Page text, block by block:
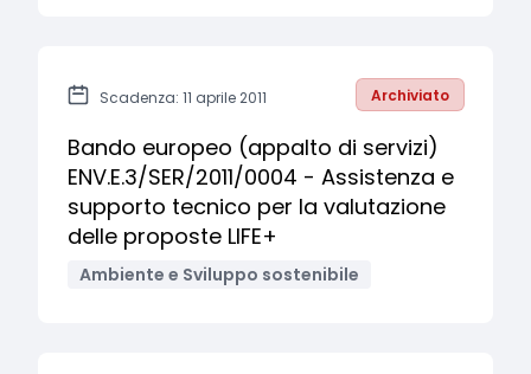
Scadenza: 11 aprile 2011 Archiviato
Bando europeo (appalto di servizi)
ENV.E.3/SER/2011/0004 - Assistenza e
supporto tecnico per la valutazione
delle proposte LIFE+
Ambiente e Sviluppo sostenibile